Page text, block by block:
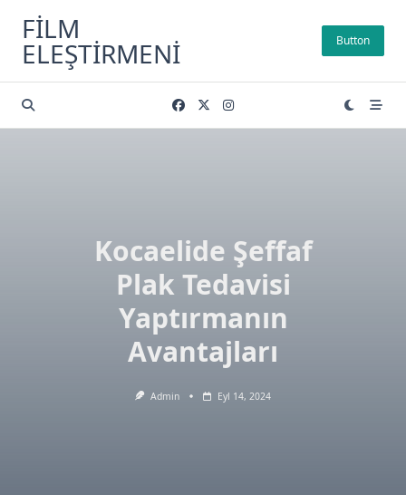
content
FILM
ELEŞTIRMENI Button
Kocaelide Şeffaf
Plak Tedavisi
Yaptırmanın
Avantajları
Admin Eyl 14, 2024